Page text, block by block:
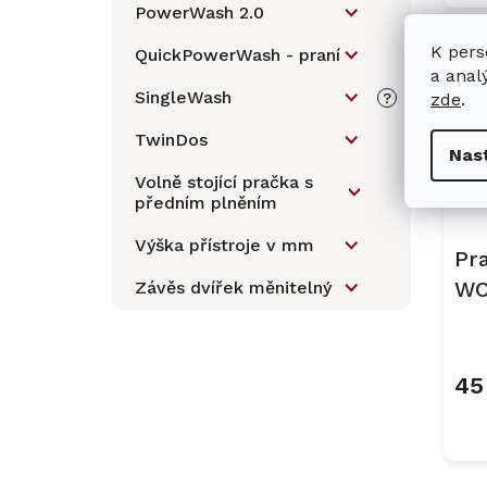
K
a
zde.
PowerWash 2.0
QuickPowerWash - praní
SingleWash ?
TwinDos
Volně stojící pračka s
předním plněním
Výška přístroje v mm
Závěs dvířek měnitelný